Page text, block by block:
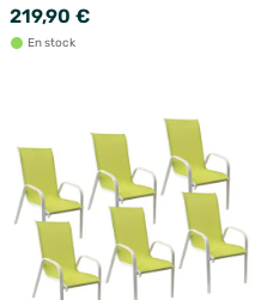
219,90 €
En stock